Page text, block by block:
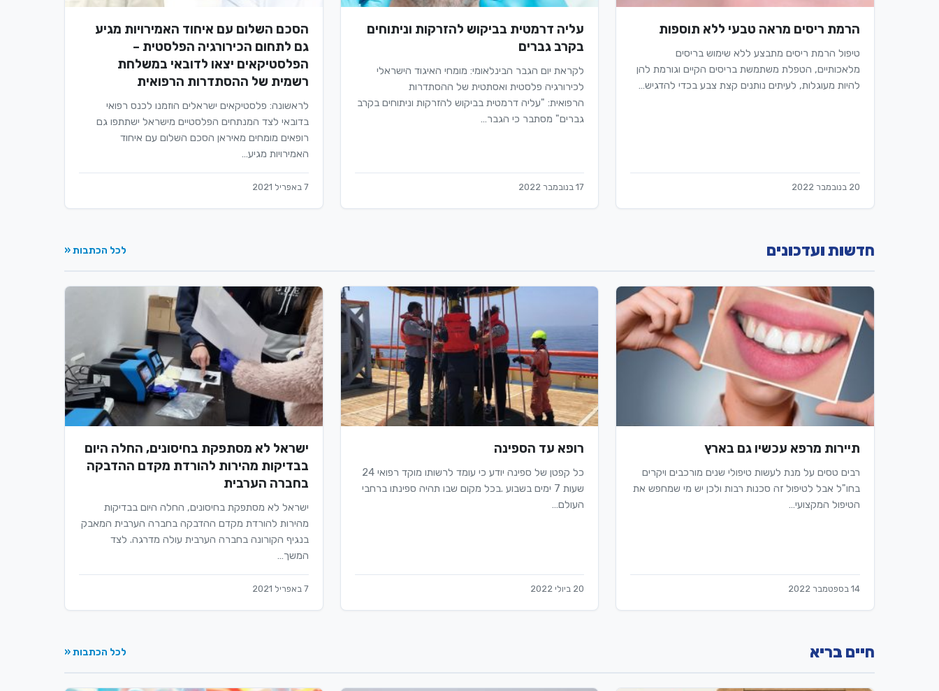
הרמת ריסים מראה טבעי ללא תוספות
טיפול הרמת ריסים מתבצע ללא שימוש בריסים
מלאכותיים, הטפלת משתמשת בריסים הקיים וגורמת להן
להיות מעוגלות, לעיתים נותנים קצת צבע בכדי להדגיש…
20 בנובמבר 2022
עליה דרמטית בביקוש להזרקות וניתוחים
בקרב גברים
לקראת יום הגבר הבינלאומי: מומחי האיגוד הישראלי
לכירורגיה פלסטית ואסתטית של ההסתדרות
הרפואית: "עליה דרמטית בביקוש להזרקות וניתוחים בקרב
גברים" מסתבר כי הגבר…
17 בנובמבר 2022
הסכם השלום עם איחוד האמירויות מגיע
גם לתחום הכירורגיה הפלסטית –
הפלסטיקאים יצאו לדובאי במשלחת
רשמית של ההסתדרות הרפואית
לראשונה: פלסטיקאים ישראלים הוזמנו לכנס רפואי
בדובאי לצד המנתחים הפלסטיים מישראל ישתתפו גם
רופאים מומחים מאיראן הסכם השלום עם איחוד
האמירויות מגיע…
7 באפריל 2021
חדשות ועדכונים לכל הכתבות «
תיירות מרפא עכשיו גם בארץ
רבים טסים על מנת לעשות טיפולי שנים מורכבים ויקרים
בחו"ל אבל לטיפול זה סכנות רבות ולכן יש מי שמחפש את
הטיפול המקצועי…
14 בספטמבר 2022
רופא עד הספינה
כל קפטן של ספינה יודע כי עומד לרשותו מוקד רפואי 24
שעות 7 ימים בשבוע .בכל מקום שבו תהיה ספינתו ברחבי
העולם…
20 ביולי 2022
ישראל לא מסתפקת בחיסונים, החלה היום
בבדיקות מהירות להורדת מקדם ההדבקה
בחברה הערבית
ישראל לא מסתפקת בחיסונים, החלה היום בבדיקות
מהירות להורדת מקדם ההדבקה בחברה הערבית המאבק
בנגיף הקורונה בחברה הערבית עולה מדרגה. לצד
המשך…
7 באפריל 2021
חיים בריא לכל הכתבות «